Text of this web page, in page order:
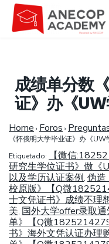
成绩单分数
证》办《UW
Home › Foros ›
《怀俄明大学毕业证》办《UW
Etiquetado:
【微信
研究生学位证书》做《
以及学历认证案例, 伪造
校原版》【Q微
士文凭证书》成绩不理
美, 国外大学offer录取
单》【Q微
书》海外文凭认证办理